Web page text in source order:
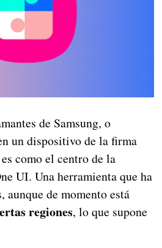
de Samsung, o
un dispositivo de la firma
como el centro de la
UI. Una herramienta que ha
aunque de momento está
regiones, lo que supone